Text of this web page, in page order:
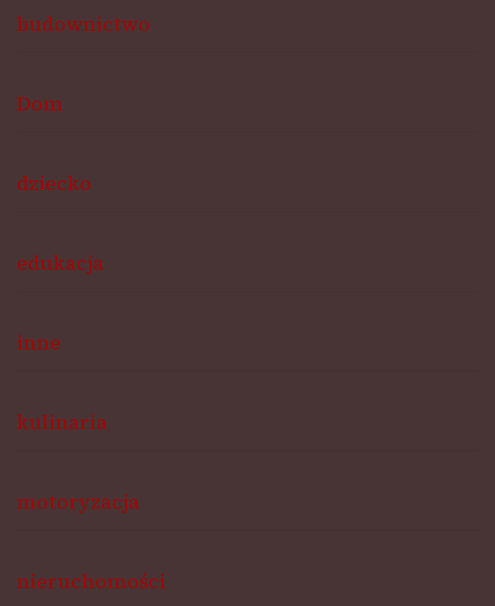
budownictwo
Dom
dziecko
edukacja
inne
kulinaria
motoryzacja
nieruchomości